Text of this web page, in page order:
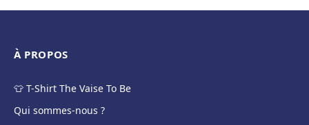
À PROPOS
👕 T-Shirt The Vaise To Be
Qui sommes-nous ?